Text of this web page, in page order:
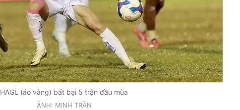
HAGL (áo vàng) bất bại 5 trận đầu mùa
ẢNH: MINH TRẦN